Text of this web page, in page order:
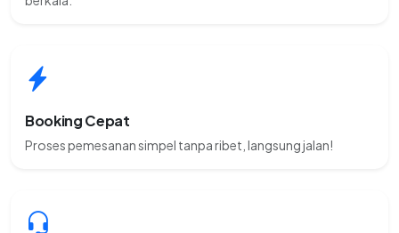
Booking Cepat
Proses pemesanan simpel tanpa ribet, langsung jalan!